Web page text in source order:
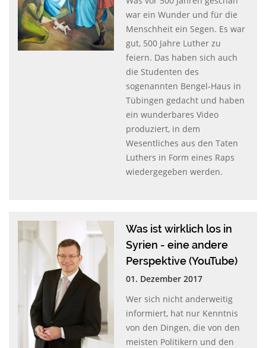
war ein Wunder und für die
Menschheit ein Segen. Es war
gut, 500 Jahre Luther zu
feiern. Das haben sich auch
die Studenten des
sogenannten Bengel-Haus in
Tübingen gedacht und haben
ein wunderbares Video
produziert, in dem
Wesentliches aus den Taten
Luthers in Form eines Raps
wiedergegeben werden.
Was ist wirklich los in
Syrien - eine andere
Perspektive (YouTube)
01. Dezember 2017
Wer sich nicht anderweitig
informiert, hat nur Kenntnis
von den Dingen, die von den
meisten Politikern und den